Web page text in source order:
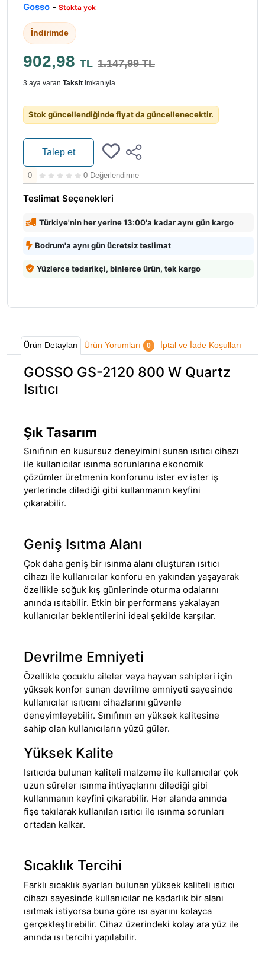
Gosso - Stokta yok
İndirimde
902,98 TL 1.147,99 TL
3 aya varan Taksit imkanıyla
Stok güncellendiğinde fiyat da güncellenecektir.
Talep et
0 0 Değerlendirme
Teslimat Seçenekleri
Türkiye'nin her yerine 13:00'a kadar aynı gün kargo
Bodrum'a aynı gün ücretsiz teslimat
Yüzlerce tedarikçi, binlerce ürün, tek kargo
Ürün Detayları Ürün Yorumları 0 İptal ve İade Koşulları
GOSSO GS-2120 800 W Quartz
Isıtıcı
Şık Tasarım
Sınıfının en kusursuz deneyimini sunan ısıtıcı cihazı
ile kullanıcılar ısınma sorunlarına ekonomik
çözümler üretmenin konforunu ister ev ister iş
yerlerinde dilediği gibi kullanmanın keyfini
çıkarabilir.
Geniş Isıtma Alanı
Çok daha geniş bir ısınma alanı oluşturan ısıtıcı
cihazı ile kullanıcılar konforu en yakından yaşayarak
özellikle soğuk kış günlerinde oturma odalarını
anında ısıtabilir. Etkin bir performans yakalayan
kullanıcılar beklentilerini ideal şekilde karşılar.
Devrilme Emniyeti
Özellikle çocuklu aileler veya hayvan sahipleri için
yüksek konfor sunan devrilme emniyeti sayesinde
kullanıcılar ısıtıcını cihazlarını güvenle
deneyimleyebilir. Sınıfının en yüksek kalitesine
sahip olan kullanıcıların yüzü güler.
Yüksek Kalite
Isıtıcıda bulunan kaliteli malzeme ile kullanıcılar çok
uzun süreler ısınma ihtiyaçlarını dilediği gibi
kullanmanın keyfini çıkarabilir. Her alanda anında
fişe takılarak kullanılan ısıtıcı ile ısınma sorunları
ortadan kalkar.
Sıcaklık Tercihi
Farklı sıcaklık ayarları bulunan yüksek kaliteli ısıtıcı
cihazı sayesinde kullanıcılar ne kadarlık bir alanı
ısıtmak istiyorsa buna göre ısı ayarını kolayca
gerçekleştirebilir. Cihaz üzerindeki kolay ara yüz ile
anında ısı tercihi yapılabilir.